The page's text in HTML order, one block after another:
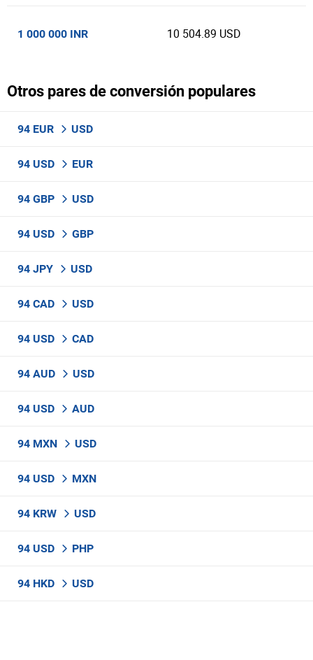
1 000 000 INR 10 504.89 USD
Otros pares de conversión populares
94 EUR USD
94 USD EUR
94 GBP USD
94 USD GBP
94 JPY USD
94 CAD USD
94 USD CAD
94 AUD USD
94 USD AUD
94 MXN USD
94 USD MXN
94 KRW USD
94 USD PHP
94 HKD USD